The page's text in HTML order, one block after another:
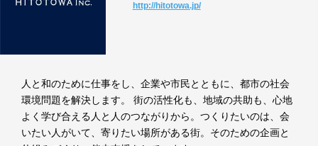
http://hitotowa.jp/
人と和のために仕事をし、企業や市民とともに、都市の社会
環境問題を解決します。 街の活性化も、地域の共助も、心地
よく学び合える人と人のつながりから。つくりたいのは、会
いたい人がいて、寄りたい場所がある街。そのための企画と